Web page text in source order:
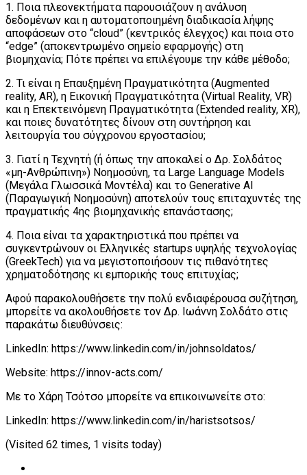
1. Ποια πλεονεκτήματα παρουσιάζουν η ανάλυση
δεδομένων και η αυτοματοποιημένη διαδικασία λήψης
αποφάσεων στο “cloud” (κεντρικός έλεγχος) και ποια στο
“edge” (αποκεντρωμένο σημείο εφαρμογής) στη
βιομηχανία; Πότε πρέπει να επιλέγουμε την κάθε μέθοδο;
2. Τι είναι η Επαυξημένη Πραγματικότητα (Augmented
reality, AR), η Εικονική Πραγματικότητα (Virtual Reality, VR)
και η Επεκτεινόμενη Πραγματικότητα (Extended reality, XR),
και ποιες δυνατότητες δίνουν στη συντήρηση και
λειτουργία του σύγχρονου εργοστασίου;
3. Γιατί η Τεχνητή (ή όπως την αποκαλεί ο Δρ. Σολδάτος
«μη-Ανθρώπινη») Νοημοσύνη, τα Large Language Models
(Μεγάλα Γλωσσικά Μοντέλα) και το Generative AI
(Παραγωγική Νοημοσύνη) αποτελούν τους επιταχυντές της
πραγματικής 4ης βιομηχανικής επανάστασης;
4. Ποια είναι τα χαρακτηριστικά που πρέπει να
συγκεντρώνουν οι Ελληνικές startups υψηλής τεχνολογίας
(GreekTech) για να μεγιστοποιήσουν τις πιθανότητες
χρηματοδότησης κι εμπορικής τους επιτυχίας;
Αφού παρακολουθήσετε την πολύ ενδιαφέρουσα συζήτηση,
μπορείτε να ακολουθήσετε τον Δρ. Ιωάννη Σολδάτο στις
παρακάτω διευθύνσεις:
LinkedIn: https://www.linkedin.com/in/johnsoldatos/
Website: https://innov-acts.com/
Με το Χάρη Τσότσο μπορείτε να επικοινωνείτε στο:
LinkedIn: https://www.linkedin.com/in/haristsotsos/
(Visited 62 times, 1 visits today)